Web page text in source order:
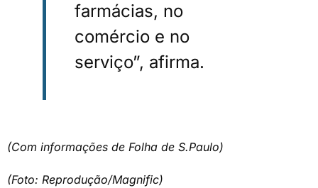
farmácias, no
comércio e no
serviço”, afirma.
(Com informações de Folha de S.Paulo)
(Foto: Reprodução/Magnific)